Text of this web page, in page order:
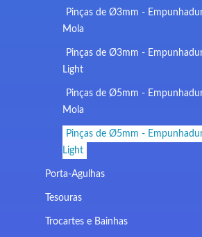
Pinças de Ø3mm -
Mola
Pinças de Ø3mm -
Light
Pinças de Ø5mm -
Mola
Pinças de Ø5mm -
Light
Porta-Agulhas
Tesouras
Trocartes e Bainhas